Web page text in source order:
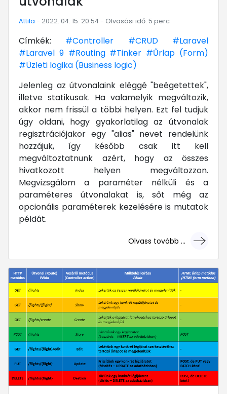
Attila - 2022. 04. 15. 20:54 - Olvasási idő: 5 perc
Címkék: #Controller #CRUD
#Laravel
#Laravel 9 #Routing #Tinker #Űrlap (Form)
#Üzleti logika (Business logic)
Jelenleg az útvonalaink eléggé "beégetettek",
illetve statikusak. Ha valamelyik megváltozik,
akkor nem frissül a többi helyen. Ezt fel tudjuk
úgy oldani, hogy gyakorlatilag az útvonalak
regisztrációjakor egy "alias" nevet rendelünk
hozzájuk, így később csak itt kell
megváltoztatnunk azért, hogy az összes
hivatkozott helyen megváltozzon.
Megvizsgálom a paraméter nélküli és a
paraméteres útvonalakat is, sőt még az
opcionális paraméterek kezelésére is mutatok
példát.
Olvass tovább ...
... mert megéri!